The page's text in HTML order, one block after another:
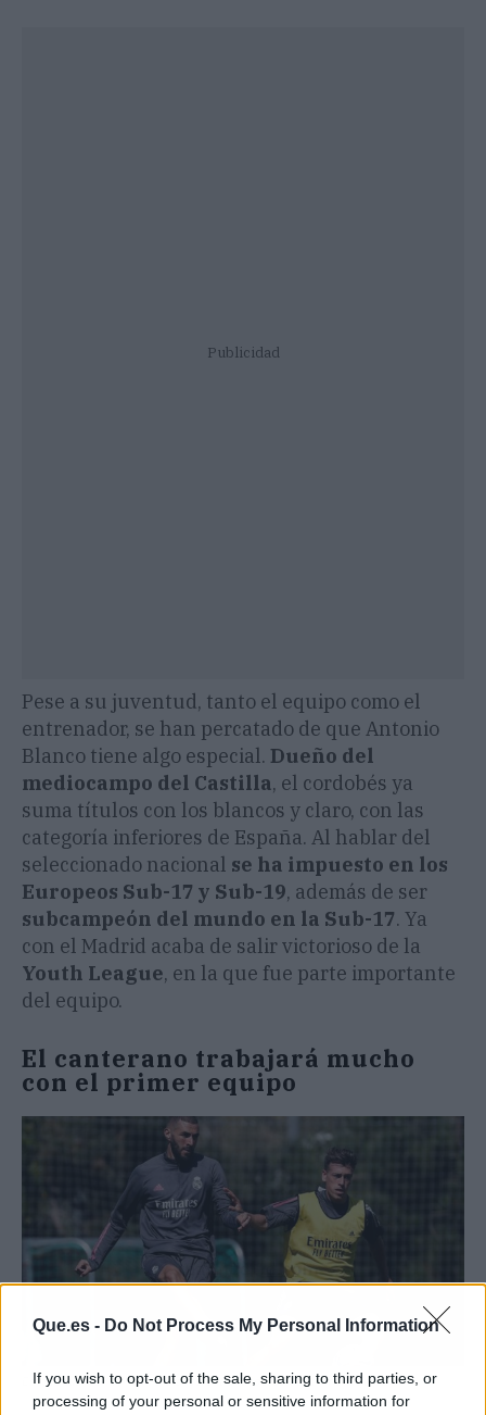
Que.es - Do Not Process My Personal Information
If you wish to opt-out of the sale, sharing to third parties, or
processing of your personal or sensitive information for
Publicidad
Pese a su juventud, tanto el equipo como el
entrenador, se han percatado de que Antonio
Blanco tiene algo especial. Dueño del
mediocampo del Castilla, el cordobés ya
suma títulos con los blancos y claro, con las
categoría inferiores de España. Al hablar del
seleccionado nacional se ha impuesto en los
Europeos Sub-17 y Sub-19, además de ser
subcampeón del mundo en la Sub-17. Ya
con el Madrid acaba de salir victorioso de la
Youth League, en la que fue parte importante
del equipo.
El canterano trabajará mucho
con el primer equipo
Es habitual ver a Antonio Blanco entrenando con el primer equipo